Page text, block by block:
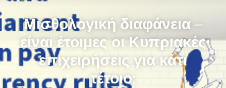
Μισθολογική διαφάνεια –
είναι έτοιμες οι Κυπριακές
επιχειρήσεις για κάτι
τέτοιο;